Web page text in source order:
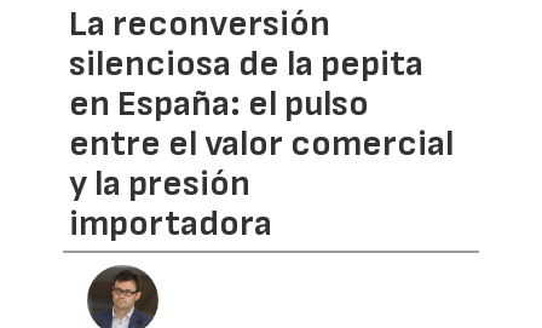
La reconversión
silenciosa de la pepita
en España: el pulso
entre el valor comercial
y la presión
importadora